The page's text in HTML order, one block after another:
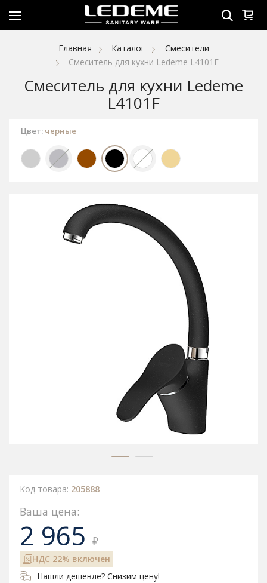
Главная Каталог
Смесители
Смеситель для кухни Ledeme L4101F
Смеситель для кухни Ledeme
L4101F
Цвет: черные
Код товара: 205888
Ваша цена:
2 965 ₽
НДС 22% включен
Нашли дешевле? Снизим цену!